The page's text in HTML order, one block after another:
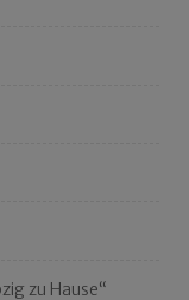
zu Hause“